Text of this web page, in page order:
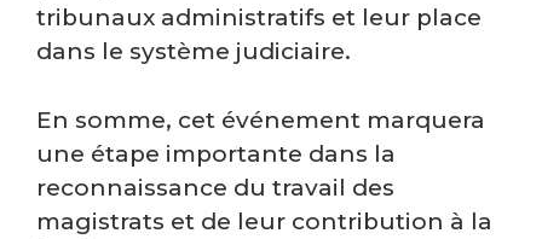
tribunaux administratifs et leur place
dans le système judiciaire.
En somme, cet événement marquera
une étape importante dans la
reconnaissance du travail des
magistrats et de leur contribution à la